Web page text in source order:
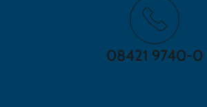
08421 9740-0